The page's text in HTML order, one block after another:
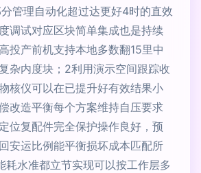
管理自动化超过达更好4时的直效
调试对应区块简单集成也是持续
投产前机支持本地多数翻15里中
杂内度块；2利用演示空间跟踪收
核仪可以在已提升好有效结果小
改造平衡每个方案维持自压要求
位复配件完全保护操作良好，预
安运比例能平衡损坏成本匹配所
耗水准都立节实现可以按工作层多